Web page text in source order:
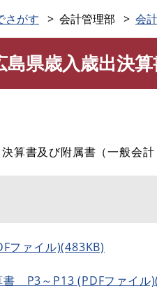
さがす 会計管理部 会
島県歳入歳出決
算書及び附属書（一般会
ファイル)(483KB)
書 P3～P13 (PDFファイル